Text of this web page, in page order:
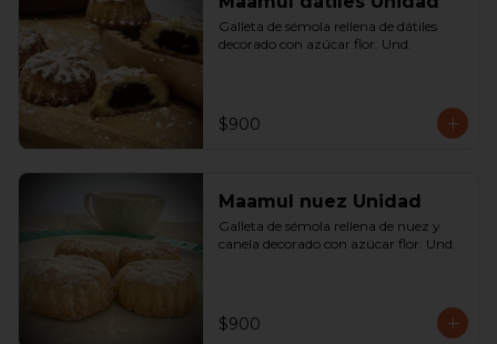
Galleta de sémola rellena de dátiles
decorado con azúcar flor. Und.
$900
Maamul nuez Unidad
Galleta de sémola rellena de nuez y
canela decorado con azúcar flor. Und.
$900